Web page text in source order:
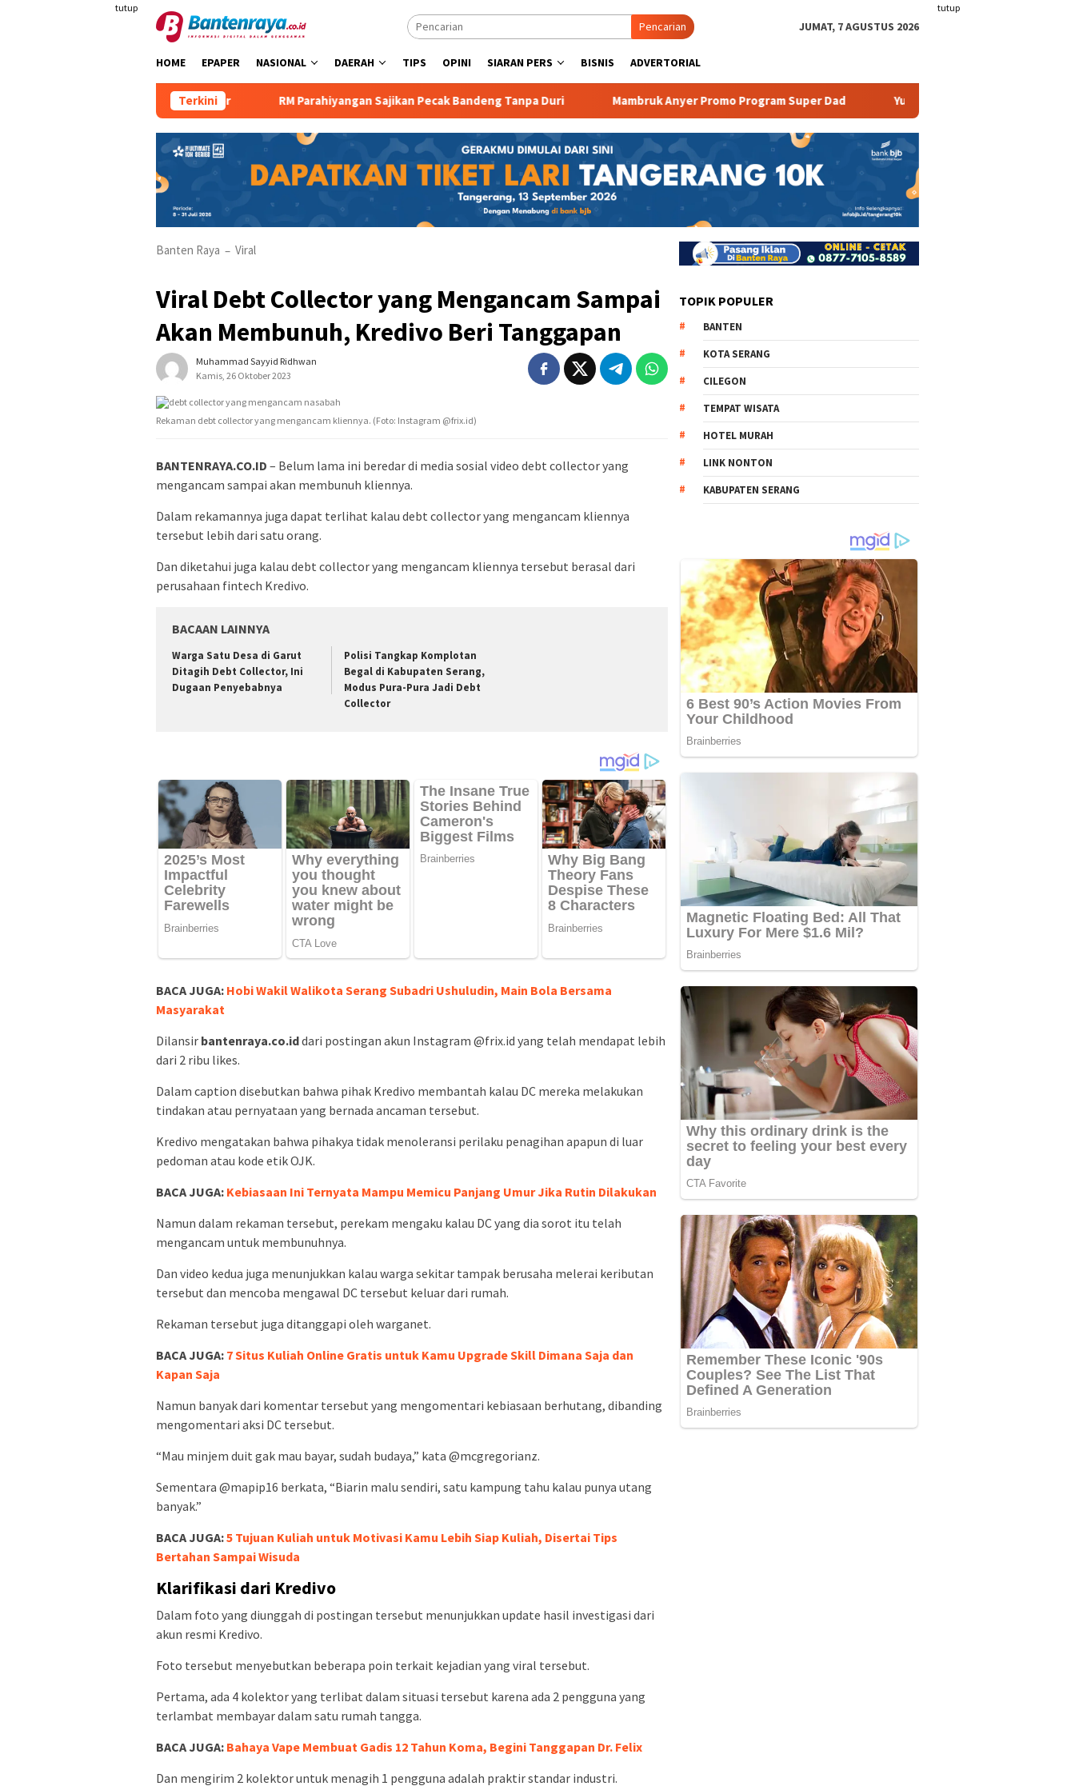
tutup tutup
Pencarian JUMAT, 7 AGUSTUS 2026
HOME EPAPER NASIONAL DAERAH TIPS OPINI SIARAN PERS BISNIS ADVERTORIAL
TerkiniRM Parahiyangan Sajikan Pecak Bandeng Tanpa Duri Mambruk Anyer Promo Program Super Dad Yuk Cobain Wisata Camping Ground di
Banten Raya – Viral
Viral Debt Collector yang Mengancam Sampai
Akan Membunuh, Kredivo Beri Tanggapan
Muhammad Sayyid Ridhwan
Kamis, 26 Oktober 2023
Rekaman debt collector yang mengancam kliennya. (Foto: Instagram @frix.id)
BANTENRAYA.CO.ID – Belum lama ini beredar di media sosial video debt collector yang
mengancam sampai akan membunuh kliennya.
Dalam rekamannya juga dapat terlihat kalau debt collector yang mengancam kliennya
tersebut lebih dari satu orang.
Dan diketahui juga kalau debt collector yang mengancam kliennya tersebut berasal dari
perusahaan fintech Kredivo.
BACAAN LAINNYA
Warga Satu Desa di Garut
Ditagih Debt Collector, Ini
Dugaan Penyebabnya
Polisi Tangkap Komplotan
Begal di Kabupaten Serang,
Modus Pura-Pura Jadi Debt
Collector
BACA JUGA: Hobi Wakil Walikota Serang Subadri Ushuludin, Main Bola Bersama
Masyarakat
Dilansir bantenraya.co.iddari postingan akun Instagram @frix.id yang telah mendapat lebih
dari 2 ribu likes.
Dalam caption disebutkan bahwa pihak Kredivo membantah kalau DC mereka melakukan
tindakan atau pernyataan yang bernada ancaman tersebut.
Kredivo mengatakan bahwa pihakya tidak menoleransi perilaku penagihan apapun di luar
pedoman atau kode etik OJK.
BACA JUGA: Kebiasaan Ini Ternyata Mampu Memicu Panjang Umur Jika Rutin Dilakukan
Namun dalam rekaman tersebut, perekam mengaku kalau DC yang dia sorot itu telah
mengancam untuk membunuhnya.
Dan video kedua juga menunjukkan kalau warga sekitar tampak berusaha melerai keributan
tersebut dan mencoba mengawal DC tersebut keluar dari rumah.
Rekaman tersebut juga ditanggapi oleh warganet.
BACA JUGA: 7 Situs Kuliah Online Gratis untuk Kamu Upgrade Skill Dimana Saja dan
Kapan Saja
Namun banyak dari komentar tersebut yang mengomentari kebiasaan berhutang, dibanding
mengomentari aksi DC tersebut.
“Mau minjem duit gak mau bayar, sudah budaya,” kata @mcgregorianz.
Sementara @mapip16 berkata, “Biarin malu sendiri, satu kampung tahu kalau punya utang
banyak.”
BACA JUGA:5 Tujuan Kuliah untuk Motivasi Kamu Lebih Siap Kuliah, Disertai Tips
Bertahan Sampai Wisuda
Klarifikasi dari Kredivo
Dalam foto yang diunggah di postingan tersebut menunjukkan update hasil investigasi dari
akun resmi Kredivo.
Foto tersebut menyebutkan beberapa poin terkait kejadian yang viral tersebut.
Pertama, ada 4 kolektor yang terlibat dalam situasi tersebut karena ada 2 pengguna yang
terlambat membayar dalam satu rumah tangga.
BACA JUGA: Bahaya Vape Membuat Gadis 12 Tahun Koma, Begini Tanggapan Dr. Felix
Dan mengirim 2 kolektor untuk menagih 1 pengguna adalah praktir standar industri.
TOPIK POPULER
BANTEN
KOTA SERANG
CILEGON
TEMPAT WISATA
HOTEL MURAH
LINK NONTON
KABUPATEN SERANG